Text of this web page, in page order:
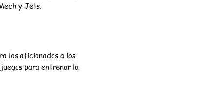
y Jets.
los aficionados a los
para entrenar la